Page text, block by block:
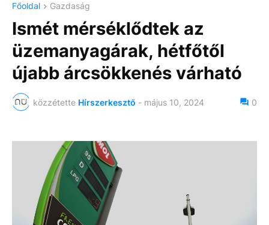
Főoldal Gazdaság
Ismét mérséklődtek az
üzemanyagárak, hétfőtől
újabb árcsökkenés várható
közzétette Hírszerkesztő - május 10, 2024 0